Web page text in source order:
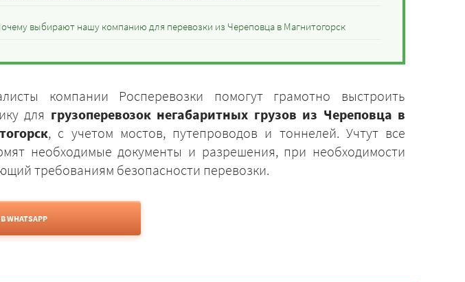
выбирают нашу компанию для перевозки из Череповца в Магнитогорск
компании Росперевозки помогут грамотно выстроить
для грузоперевозок негабаритных грузов из Череповца в
, с учетом мостов, путепроводов и тоннелей. Учтут все
необходимые документы и разрешения, при необходимости
требованиям безопасности перевозки.
WHATSAPP